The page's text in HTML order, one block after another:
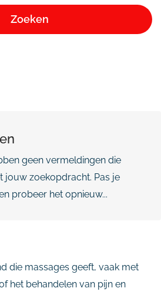
Zoeken
geen vermeldingen die
jouw zoekopdracht. Pas je
probeer het opnieuw...
die massages geeft, vaak met
het behandelen van pijn en